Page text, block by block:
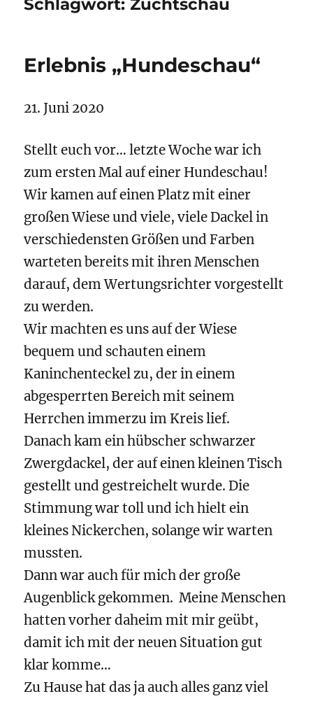
Schlagwort:Zuchtschau
Erlebnis „Hundeschau“
21. Juni 2020
Stellt euch vor… letzte Woche war ich
zum ersten Mal auf einer Hundeschau!
Wir kamen auf einen Platz mit einer
großen Wiese und viele, viele Dackel in
verschiedensten Größen und Farben
warteten bereits mit ihren Menschen
darauf, dem Wertungsrichter vorgestellt
zu werden.
Wir machten es uns auf der Wiese
bequem und schauten einem
Kaninchenteckel zu, der in einem
abgesperrten Bereich mit seinem
Herrchen immerzu im Kreis lief.
Danach kam ein hübscher schwarzer
Zwergdackel, der auf einen kleinen Tisch
gestellt und gestreichelt wurde. Die
Stimmung war toll und ich hielt ein
kleines Nickerchen, solange wir warten
mussten.
Dann war auch für mich der große
Augenblick gekommen. Meine Menschen
hatten vorher daheim mit mir geübt,
damit ich mit der neuen Situation gut
klar komme…
Zu Hause hat das ja auch alles ganz viel